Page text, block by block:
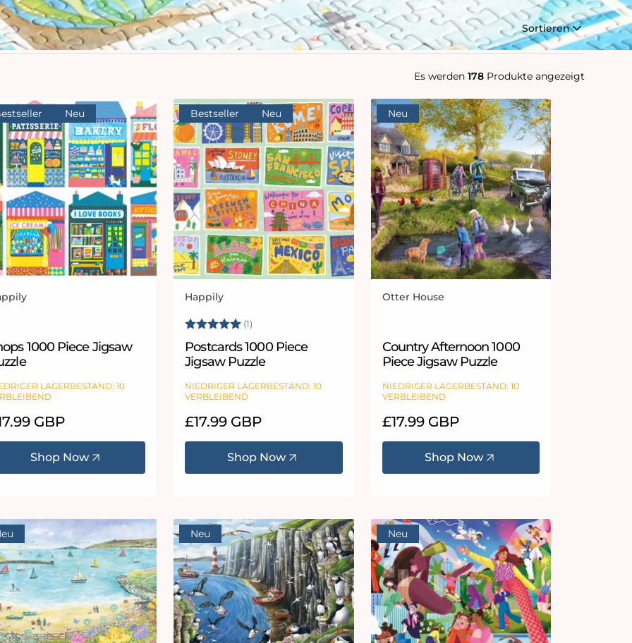
Sortieren
Es werden 178 Produkte angezeigt
Neu
1000 Piece Jigsaw
LAGERBESTAND: 10
GBP
Shop Now
Bestseller Neu
Anbieter:
Happily
Bewertung:
(1)
Postcards 1000 Piece
Jigsaw Puzzle
NIEDRIGER LAGERBESTAND: 10
VERBLEIBEND
Normaler
£17.99 GBP
Shop Now
Neu
Anbieter:
Otter House
Country Afternoon 1000
Piece Jigsaw Puzzle
NIEDRIGER LAGERBESTAND: 10
VERBLEIBEND
Normaler
£17.99 GBP
Shop Now
Neu Neu